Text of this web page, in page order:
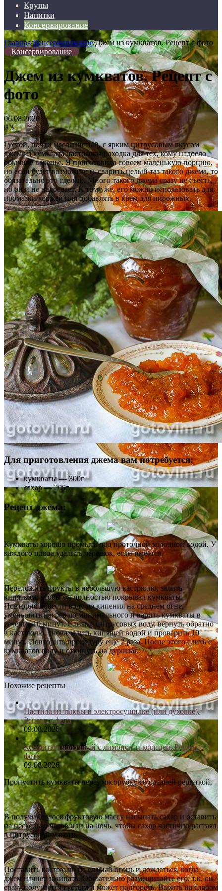
Крупы
Напитки
Консервирование
Главная/Консервирование/Джем из кумкватов. Рецепт с фото
Консервирование
Джем из кумкватов. Рецепт с
фото
06.08.2026
03
Густой, почти маслянистый, с ярким цитрусовым вкусом
джем из кумквата настоящая находка для тех, кому надоело
обычное варенье. Я приготовила совсем маленькую порцию,
но если будет возможность сварить целый таз такого джема, то
обязательно это сделаю. Много такого джема сразу не съесть,
но он и не надоедает. К тому же, его можно использовать для
промазки коржей или добавлять в крем для пирожных.
Для приготовления джема вам потребуется:
кумкваты — 300г
сахар — 200г.
Рецепт джема:
Кумкваты хорошо промыть под проточной холодной водой. У
каждого плода удалить черешок, если имеется.
Переложить фрукты в небольшую кастрюлю, залить
кипятком, чтобы он полностью покрывал кумкваты.
Повторно довести воду до кипения на среднем огне,
уменьшить нагрев до минимального и варить кумкваты в
течение 10 минут. Слить с цитрусовых воду, вернуть обратно
в кастрюлю, снова залить кипящей водой и проварить 10
минут. Повторить процедуру еще 2 раза. После этого слить с
кумкватов воду и откинуть на дуршлаг.
Похожие рецепты
Пастила из тыквы в электросушилке (или духовке).
Рецепт с фото
09.08.2026
Конфитюр яблочный с лимоном и корицей. Рецепт с
фото
09.08.2026
Пропустить кумкваты через мясорубку со средней решеткой.
В получившуюся фруктовую массу насыпать сахар и оставить
на несколько часов или на ночь, чтобы сахар частично растаял
в цитрусовой мякоти.
Поставить кастрюлю на слабый огонь и дождаться, когда
джем начнет закипать. Обязательно размешивайте его, т.к. он
сразу получается густым и может подгореть. Варить на слабом